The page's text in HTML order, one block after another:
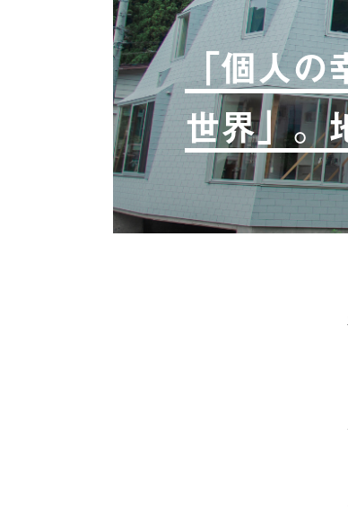
「個人の
世界」。